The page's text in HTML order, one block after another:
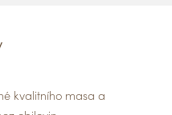
kvalitního masa a